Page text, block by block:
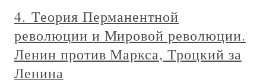
4. Теория Перманентной
революции и Мировой революции.
Ленин против Маркса, Троцкий за
Ленина